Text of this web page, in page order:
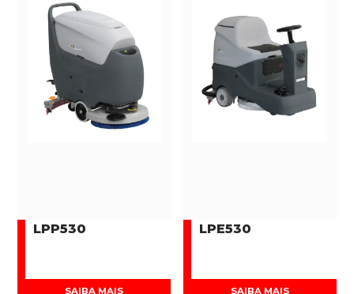
LPP530
SAIBA MAIS
LPE530
SAIBA MAIS